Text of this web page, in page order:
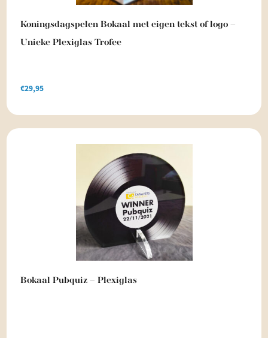
Koningsdagspelen Bokaal met eigen tekst of logo –
Unieke Plexiglas Trofee
€29,95
Bokaal Pubquiz – Plexiglas